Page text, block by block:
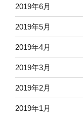
2019年6月
2019年5月
2019年4月
2019年3月
2019年2月
2019年1月